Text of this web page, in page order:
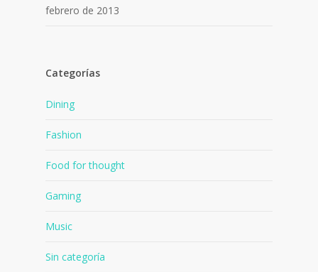
febrero de 2013
Categorías
Dining
Fashion
Food for thought
Gaming
Music
Sin categoría